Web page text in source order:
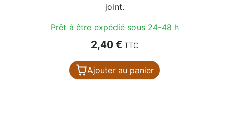
joint.
Prêt à être expédié sous 24-48 h
Prix
2,40 € TTC
Ajouter au panier